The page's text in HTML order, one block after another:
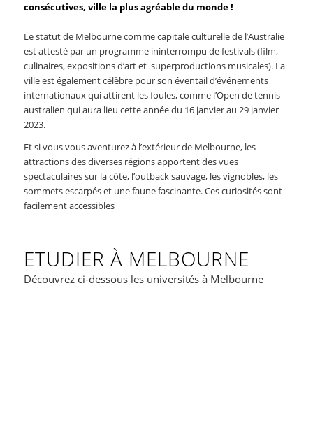
consécutives, ville la plus agréable du monde !
Le statut de Melbourne comme capitale culturelle de l’Australie
est attesté par un programme ininterrompu de festivals (film,
culinaires, expositions d’art et superproductions musicales). La
ville est également célèbre pour son éventail d’événements
internationaux qui attirent les foules, comme l’Open de tennis
australien qui aura lieu cette année du 16 janvier au 29 janvier
2023.
Et si vous vous aventurez à l’extérieur de Melbourne, les
attractions des diverses régions apportent des vues
spectaculaires sur la côte, l’outback sauvage, les vignobles, les
sommets escarpés et une faune fascinante. Ces curiosités sont
facilement accessibles
ETUDIER À MELBOURNE
Découvrez ci-dessous les universités à Melbourne